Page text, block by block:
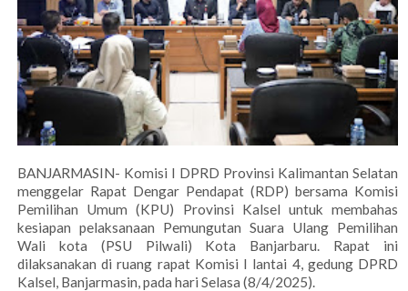
BANJARMASIN- Komisi I DPRD Provinsi Kalimantan Selatan
menggelar Rapat Dengar Pendapat (RDP) bersama Komisi
Pemilihan Umum (KPU) Provinsi Kalsel untuk membahas
kesiapan pelaksanaan Pemungutan Suara Ulang Pemilihan
Wali kota (PSU Pilwali) Kota Banjarbaru. Rapat ini
dilaksanakan di ruang rapat Komisi I lantai 4, gedung DPRD
Kalsel, Banjarmasin, pada hari Selasa (8/4/2025).